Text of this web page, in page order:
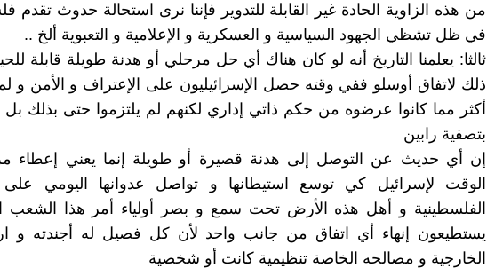
من هذه الزاوية الحادة غير القابلة للتدوير فإننا نرى استحالة حدوث تقدم
في ظل تشظي الجهود السياسية و العسكرية و الإعلامية و التعبوية ألخ ..
ثالثا: يعلمنا التاريخ أنه لو كان هناك أي حل مرحلي أو هدنة طويلة قابلة
ذلك لاتفاق أوسلو ففي وقته حصل الإسرائيليون على الإعتراف و الأمن و
أكثر مما كانوا عرضوه من حكم ذاتي إداري لكنهم لم يلتزموا حتى بذلك بل
بتصفية رابين
إن أي حديث عن التوصل إلى هدنة قصيرة أو طويلة إنما يعني إعطاء
الوقت لإسرائيل كي توسع استيطانها و تواصل عدوانها اليومي
الفلسطينية و أهل هذه الأرض تحت سمع و بصر أولياء أمر هذا الشعب
يستطيعون إنهاء أي اتفاق من جانب واحد لأن كل فصيل له أجندته و
الخارجية و مصالحه الخاصة تنظيمية كانت أو شخصية